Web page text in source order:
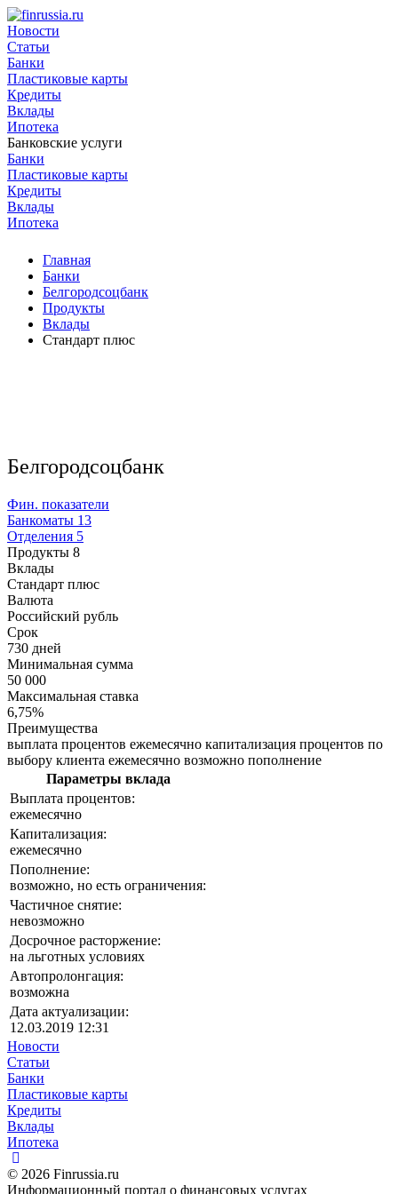
Новости
Статьи
Банки
Пластиковые карты
Кредиты
Вклады
Ипотека
Банковские услуги
Банки
Пластиковые карты
Кредиты
Вклады
Ипотека
Главная
Банки
Белгородсоцбанк
Продукты
Вклады
Стандарт плюс
Белгородсоцбанк
Фин. показатели
Банкоматы 13
Отделения 5
Продукты 8
Вклады
Стандарт плюс
Валюта
Российский рубль
Срок
730 дней
Минимальная сумма
50 000
Максимальная ставка
6,75%
Преимущества
выплата процентов ежемесячно капитализация процентов по
выбору клиента ежемесячно возможно пополнение
Параметры вклада
Выплата процентов:
ежемесячно
Капитализация:
ежемесячно
Пополнение:
возможно, но есть ограничения:
Частичное снятие:
невозможно
Досрочное расторжение:
на льготных условиях
Автопролонгация:
возможна
Дата актуализации:
12.03.2019 12:31
Новости
Статьи
Банки
Пластиковые карты
Кредиты
Вклады
Ипотека
© 2026 Finrussia.ru
Информационный портал о финансовых услугах